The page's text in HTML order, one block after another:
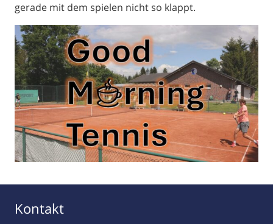
gerade mit dem spielen nicht so klappt.
Kontakt